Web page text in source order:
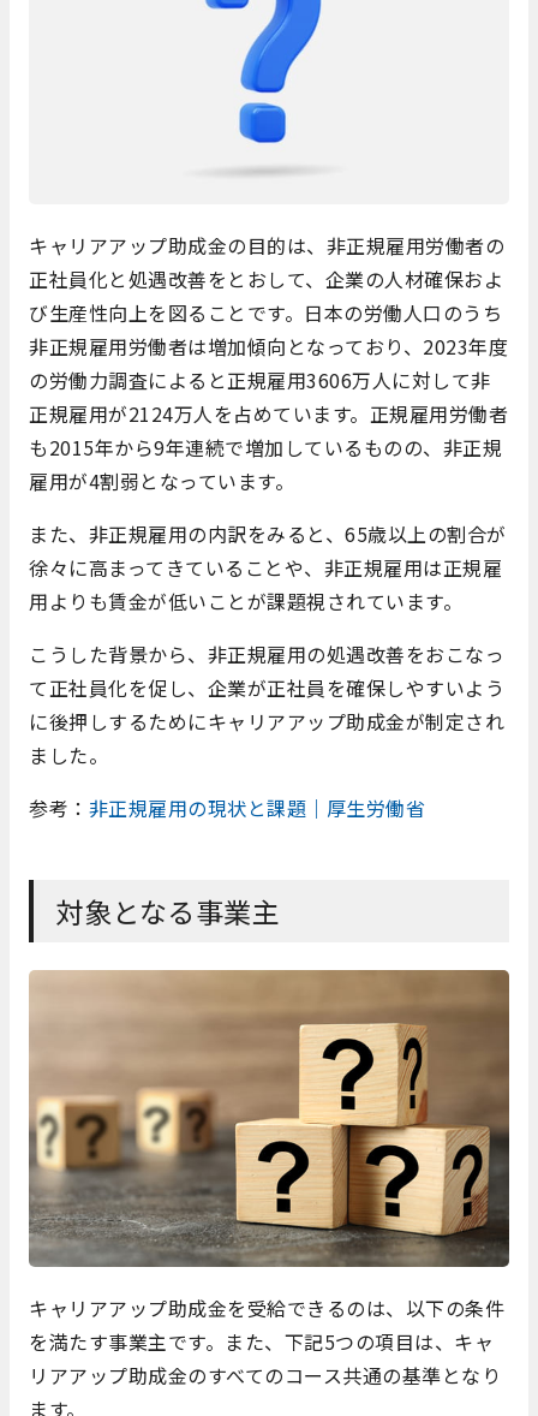
キャリアアップ助成金の目的は、非正規雇用労働者の
正社員化と処遇改善をとおして、企業の人材確保およ
び生産性向上を図ることです。日本の労働人口のうち
非正規雇用労働者は増加傾向となっており、2023年度
の労働力調査によると正規雇用3606万人に対して非
正規雇用が2124万人を占めています。正規雇用労働者
も2015年から9年連続で増加しているものの、非正規
雇用が4割弱となっています。
また、非正規雇用の内訳をみると、65歳以上の割合が
徐々に高まってきていることや、非正規雇用は正規雇
用よりも賃金が低いことが課題視されています。
こうした背景から、非正規雇用の処遇改善をおこなっ
て正社員化を促し、企業が正社員を確保しやすいよう
に後押しするためにキャリアアップ助成金が制定され
ました。
参考： 非正規雇用の現状と課題｜厚生労働省
対象となる事業主
キャリアアップ助成金を受給できるのは、以下の条件
を満たす事業主です。また、下記5つの項目は、キャ
リアアップ助成金のすべてのコース共通の基準となり
ます。